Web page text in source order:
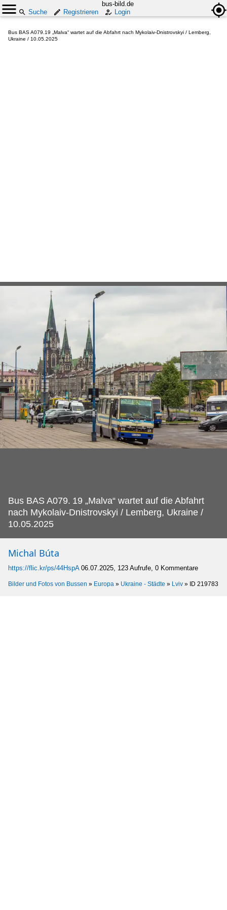
bus-bild.de
Suche
Registrieren Login
Bus BAS A079.19 „Malva“ wartet auf die Abfahrt nach Mykolaiv-Dnistrovskyi / Lemberg,
Ukraine / 10.05.2025
Bus BAS A079. 19 „Malva“ wartet auf die Abfahrt
nach Mykolaiv-Dnistrovskyi / Lemberg, Ukraine /
10.05.2025
Michal Búta
https://flic.kr/ps/44HspA 06.07.2025, 123 Aufrufe, 0 Kommentare
Bilder und Fotos von Bussen » Europa » Ukraine - Städte » Lviv » ID 219783